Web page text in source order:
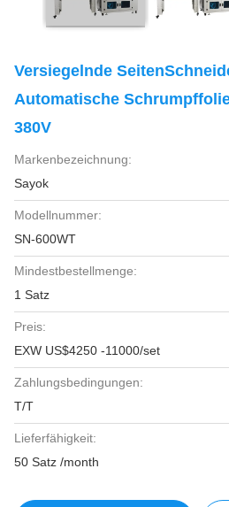
Versiegelnde
Automatische
380V
Markenbezeichnung:
Sayok
Modellnummer:
SN-600WT
Mindestbestellmenge:
1 Satz
Preis:
EXW US$4250 -11000/set
Zahlungsbedingungen:
T/T
Lieferfähigkeit:
50 Satz /month